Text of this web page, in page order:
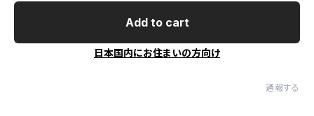
Add to cart
日本国内にお住まいの方向け
通報する